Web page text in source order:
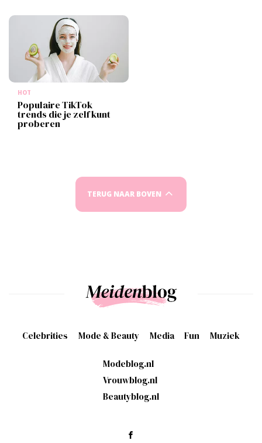
HOT
Populaire TikTok
trends die je zelf kunt
proberen
TERUG NAAR BOVEN
Celebrities Mode & Beauty Media Fun Muziek
Modeblog.nl
Vrouwblog.nl
Beautyblog.nl